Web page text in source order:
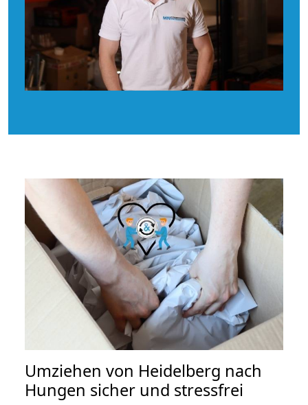
Umziehen von Heidelberg nach
Hungen sicher und stressfrei